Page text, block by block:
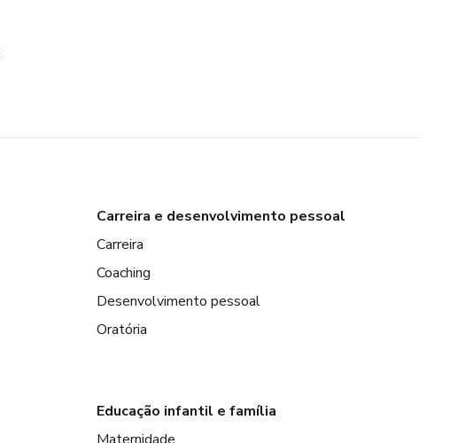
Carreira e desenvolvimento pessoal
Carreira
Coaching
Desenvolvimento pessoal
Oratória
Educação infantil e família